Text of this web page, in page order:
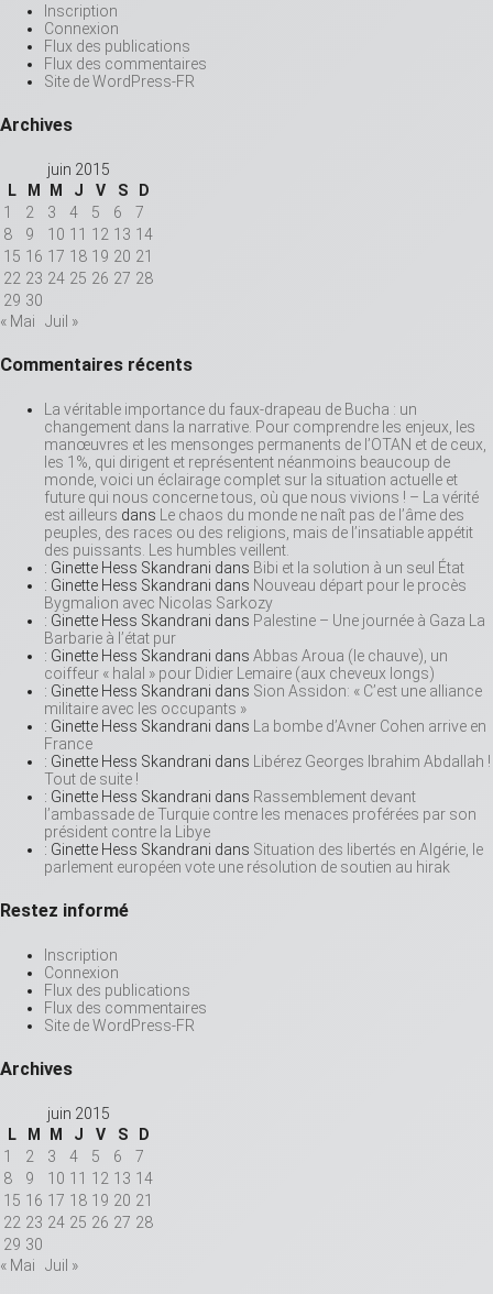
Inscription
Connexion
Flux des publications
Flux des commentaires
Site de WordPress-FR
Archives
juin 2015
L
M M J V S
D
1
2 3 4 5 6
7
8
9 10 11 12 13 14
15 16 17 18 19 20 21
22 23 24 25 26 27 28
29 30
« Mai
Juil »
Commentaires récents
La véritable importance du faux-drapeau de Bucha : un
changement dans la narrative. Pour comprendre les enjeux, les
manœuvres et les mensonges permanents de l’OTAN et de ceux,
les 1%, qui dirigent et représentent néanmoins beaucoup de
monde, voici un éclairage complet sur la situation actuelle et
future qui nous concerne tous, où que nous vivions ! – La vérité
est ailleurs dans
Le chaos du monde ne naît pas de l’âme des
peuples, des races ou des religions, mais de l’insatiable appétit
des puissants. Les humbles veillent.
: Ginette Hess Skandrani dans Bibi et la solution à un seul État
: Ginette Hess Skandrani dans Nouveau départ pour le procès
Bygmalion avec Nicolas Sarkozy
: Ginette Hess Skandrani dans Palestine – Une journée à Gaza La
Barbarie à l’état pur
: Ginette Hess Skandrani dans Abbas Aroua (le chauve), un
coiffeur « halal » pour Didier Lemaire (aux cheveux longs)
: Ginette Hess Skandrani dans Sion Assidon: « C’est une alliance
militaire avec les occupants »
: Ginette Hess Skandrani dans
La bombe d’Avner Cohen arrive en
France
: Ginette Hess Skandrani dans
Libérez Georges Ibrahim Abdallah !
Tout de suite !
: Ginette Hess Skandrani dans Rassemblement devant
l’ambassade de Turquie contre les menaces proférées par son
président contre la Libye
: Ginette Hess Skandrani dans Situation des libertés en Algérie, le
parlement européen vote une résolution de soutien au hirak
Restez informé
Inscription
Connexion
Flux des publications
Flux des commentaires
Site de WordPress-FR
Archives
juin 2015
L
M M J V S
D
1
2 3 4 5 6
7
8
9 10 11 12 13 14
15 16 17 18 19 20 21
22 23 24 25 26 27 28
29 30
« Mai
Juil »